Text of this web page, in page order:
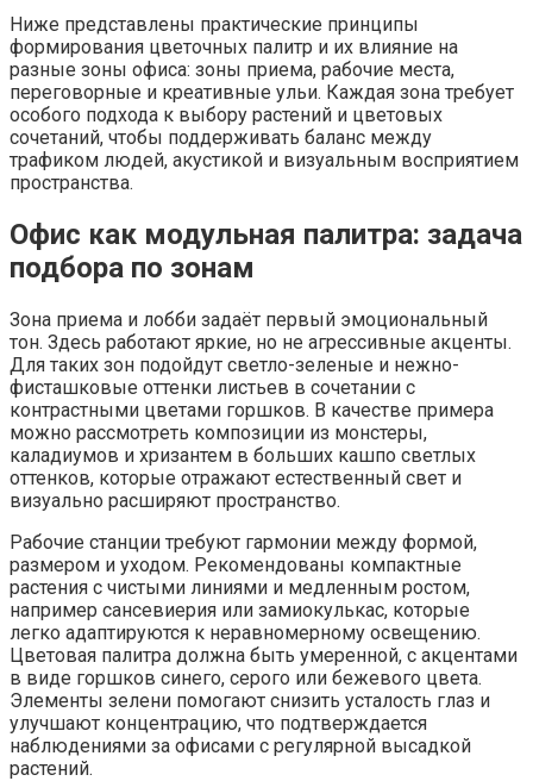
Ниже представлены практические принципы
формирования цветочных палитр и их влияние на
разные зоны офиса: зоны приема, рабочие места,
переговорные и креативные ульи. Каждая зона требует
особого подхода к выбору растений и цветовых
сочетаний, чтобы поддерживать баланс между
трафиком людей, акустикой и визуальным восприятием
пространства.
Офис как модульная палитра: задача
подбора по зонам
Зона приема и лобби задаёт первый эмоциональный
тон. Здесь работают яркие, но не агрессивные акценты.
Для таких зон подойдут светло-зеленые и нежно-
фисташковые оттенки листьев в сочетании с
контрастными цветами горшков. В качестве примера
можно рассмотреть композиции из монстеры,
каладиумов и хризантем в больших кашпо светлых
оттенков, которые отражают естественный свет и
визуально расширяют пространство.
Рабочие станции требуют гармонии между формой,
размером и уходом. Рекомендованы компактные
растения с чистыми линиями и медленным ростом,
например сансевиерия или замиокулькас, которые
легко адаптируются к неравномерному освещению.
Цветовая палитра должна быть умеренной, с акцентами
в виде горшков синего, серого или бежевого цвета.
Элементы зелени помогают снизить усталость глаз и
улучшают концентрацию, что подтверждается
наблюдениями за офисами с регулярной высадкой
растений.